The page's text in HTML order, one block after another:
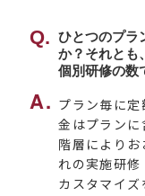
ひとつのプラ
か？それとも
個別研修の数
プラン毎に
金はプラン
階層により
れの実施研
カスタマイ